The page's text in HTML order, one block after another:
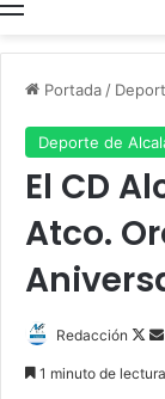
Portada /
Deporte de
El CD
Atco.
Redacción
F
1 minuto de lectura